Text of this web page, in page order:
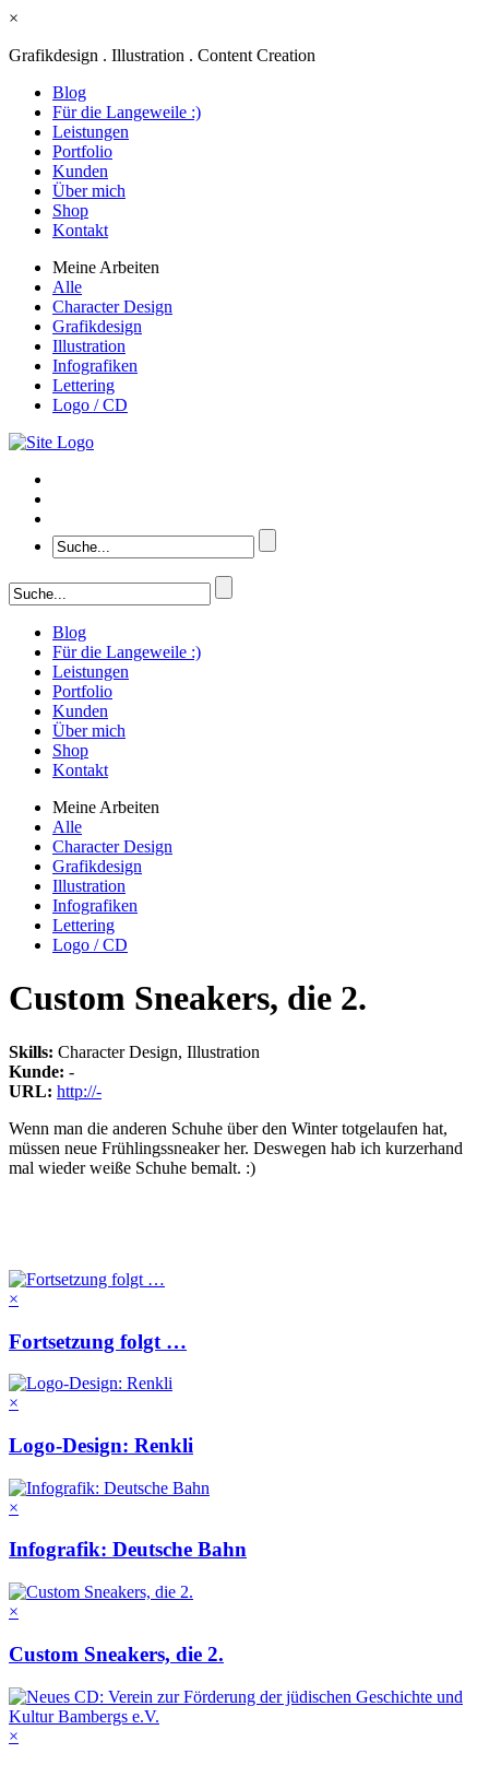
×
Grafikdesign . Illustration . Content Creation
Blog
Für die Langeweile :)
Leistungen
Portfolio
Kunden
Über mich
Shop
Kontakt
Meine Arbeiten
Alle
Character Design
Grafikdesign
Illustration
Infografiken
Lettering
Logo / CD
Blog
Für die Langeweile :)
Leistungen
Portfolio
Kunden
Über mich
Shop
Kontakt
Meine Arbeiten
Alle
Character Design
Grafikdesign
Illustration
Infografiken
Lettering
Logo / CD
Custom Sneakers, die 2.
Skills: Character Design, Illustration
Kunde: -
URL: http://-
Wenn man die anderen Schuhe über den Winter totgelaufen hat,
müssen neue Frühlingssneaker her. Deswegen hab ich kurzerhand
mal wieder weiße Schuhe bemalt. :)
×
Fortsetzung folgt …
×
Logo-Design: Renkli
×
Infografik: Deutsche Bahn
×
Custom Sneakers, die 2.
×